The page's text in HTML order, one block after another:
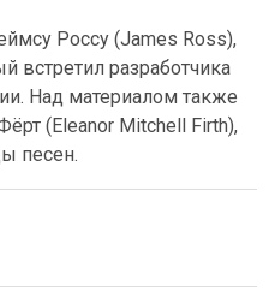
Россу (James Ross),
встретил разработчика
Над материалом также
(Eleanor Mitchell Firth),
песен.